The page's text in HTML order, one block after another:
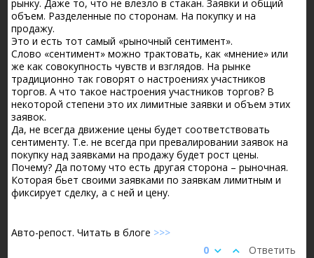
рынку. Даже то, что не влезло в стакан. Заявки и общий
объем. Разделенные по сторонам. На покупку и на
продажу.
Это и есть тот самый «рыночный сентимент».
Слово «сентимент» можно трактовать, как «мнение» или
же как совокупность чувств и взглядов. На рынке
традиционно так говорят о настроениях участников
торгов. А что такое настроения участников торгов? В
некоторой степени это их лимитные заявки и объем этих
заявок.
Да, не всегда движение цены будет соответствовать
сентименту. Т.е. не всегда при превалировании заявок на
покупку над заявками на продажу будет рост цены.
Почему? Да потому что есть другая сторона – рыночная.
Которая бьет своими заявками по заявкам лимитным и
фиксирует сделку, а с ней и цену.
Авто-репост. Читать в блоге >>>
Ответить
0